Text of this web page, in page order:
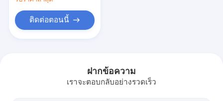
ติดต่อตอนนี้
ฝากข้อความ
เราจะตอบกลับอย่างรวดเร็ว